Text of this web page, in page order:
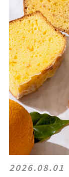
2026.08.01